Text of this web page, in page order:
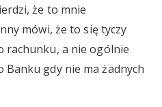
że to mnie
mówi, że to się tyczy
rachunku, a nie ogólnie
gdy nie ma żadnych